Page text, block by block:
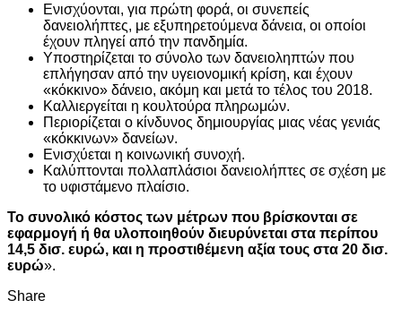
Ενισχύονται, για πρώτη φορά, οι συνεπείς
δανειολήπτες, με εξυπηρετούμενα δάνεια, οι οποίοι
έχουν πληγεί από την πανδημία.
Υποστηρίζεται το σύνολο των δανειοληπτών που
επλήγησαν από την υγειονομική κρίση, και έχουν
«κόκκινο» δάνειο, ακόμη και μετά το τέλος του 2018.
Καλλιεργείται η κουλτούρα πληρωμών.
Περιορίζεται ο κίνδυνος δημιουργίας μιας νέας γενιάς
«κόκκινων» δανείων.
Ενισχύεται η κοινωνική συνοχή.
Καλύπτονται πολλαπλάσιοι δανειολήπτες σε σχέση με
το υφιστάμενο πλαίσιο.
Το συνολικό κόστος των μέτρων που βρίσκονται σε
εφαρμογή ή θα υλοποιηθούν διευρύνεται στα περίπου
14,5 δισ. ευρώ, και η προστιθέμενη αξία τους στα 20 δισ.
ευρώ».
Share